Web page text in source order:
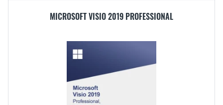
MICROSOFT VISIO 2019 PROFESSIONAL